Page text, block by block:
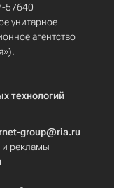
57640
унитарное
агентство
технологий
group@ria.ru
и рекламы